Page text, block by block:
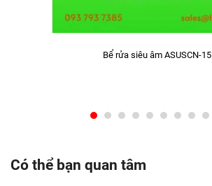
Bể rửa siêu âm ASUSCN-15
Có thể bạn quan tâm